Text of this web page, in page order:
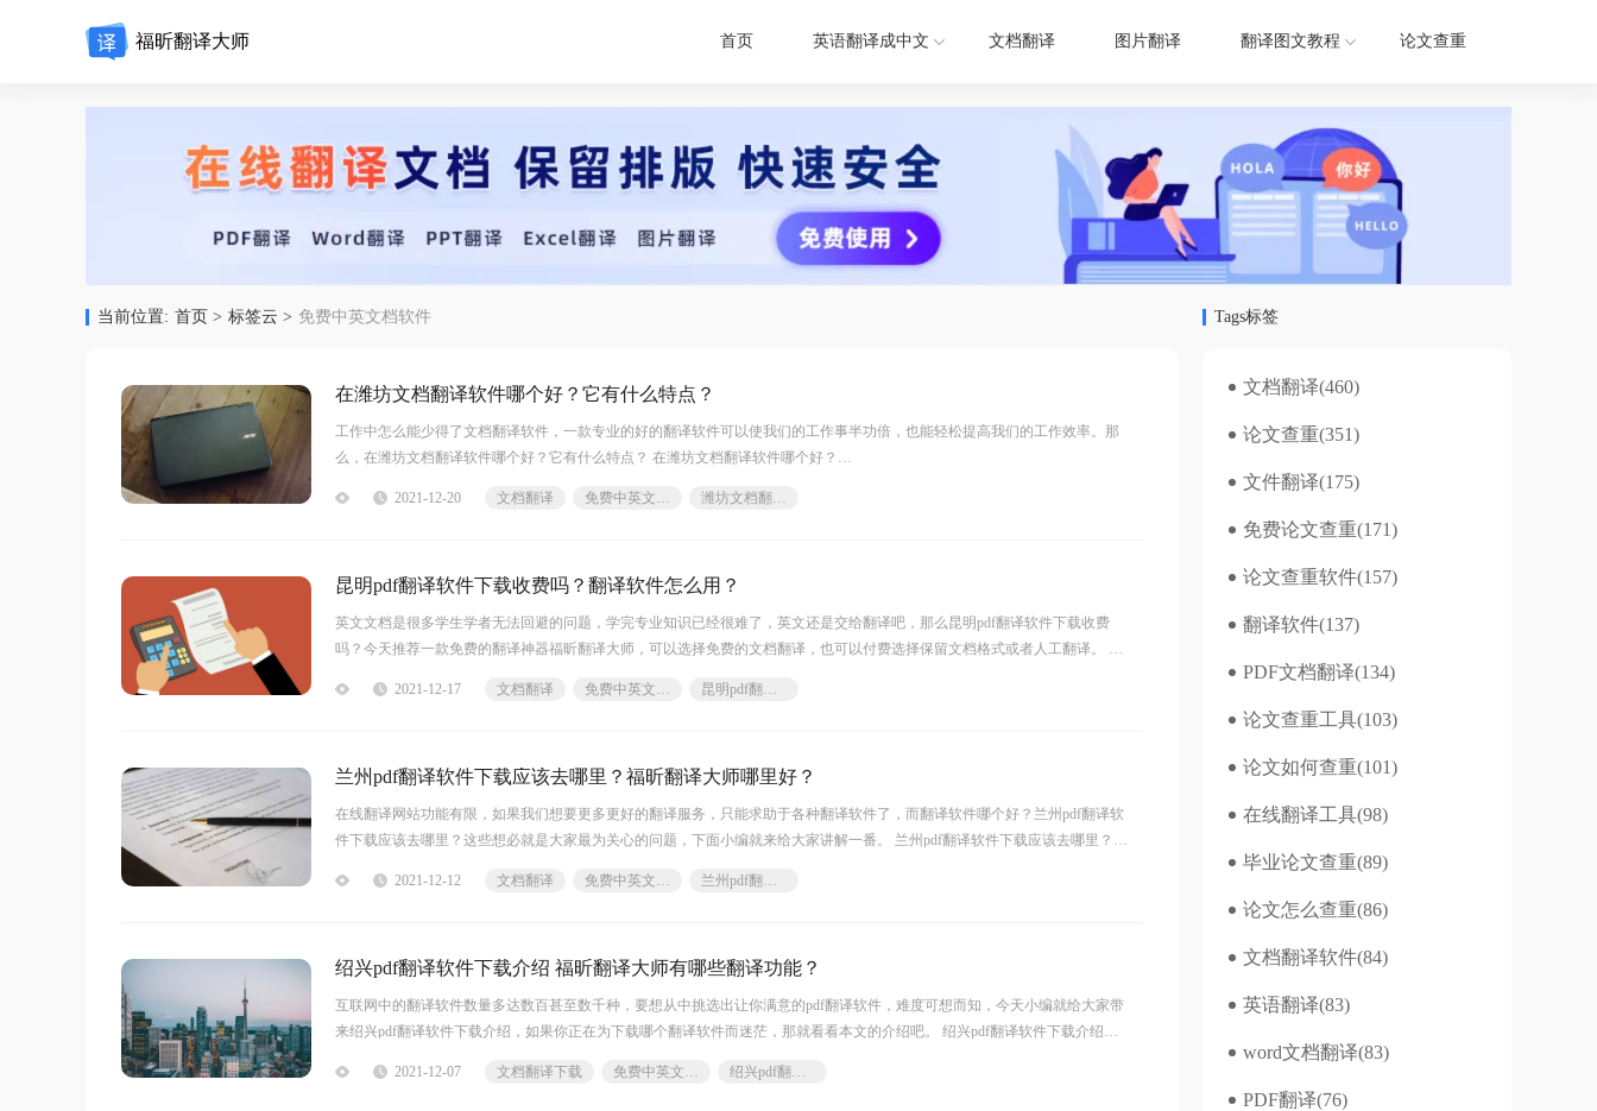
福昕翻译大师 首页 英语翻译成中文 文档翻译 图片翻译 翻译图文教程 论文查重
当前位置: 首页 > 标签云 > 免费中英文档软件
在潍坊文档翻译软件哪个好？它有什么特点？
工作中怎么能少得了文档翻译软件，一款专业的好的翻译软件可以使我们的工作事半功倍，也能轻松提高我们的工作效率。那
么，在潍坊文档翻译软件哪个好？它有什么特点？ 在潍坊文档翻译软件哪个好？
2021-12-20
文档翻译 免费中英文档软件 潍坊文档翻译软件哪个好
昆明pdf翻译软件下载收费吗？翻译软件怎么用？
英文文档是很多学生学者无法回避的问题，学完专业知识已经很难了，英文还是交给翻译吧，那么昆明pdf翻译软件下载收费
吗？今天推荐一款免费的翻译神器福昕翻译大师，可以选择免费的文档翻译，也可以付费选择保留文档格式或者人工翻译。 昆
工作中少
2021-12-17 文档翻译 免费中英文档软件 昆明pdf翻译软件下载
兰州pdf翻译软件下载应该去哪里？福昕翻译大师哪里好？
在线翻译网站功能有限，如果我们想要更多更好的翻译服务，只能求助于各种翻译软件了，而翻译软件哪个好？兰州pdf翻译软
件下载应该去哪里？这些想必就是大家最为关心的问题，下面小编就来给大家讲解一番。 兰州pdf翻译软件下载应该去哪里？
2021-12-12
文档翻译 免费中英文档软件 兰州pdf翻译软件下载
绍兴pdf翻译软件下载介绍 福昕翻译大师有哪些翻译功能？
互联网中的翻译软件数量多达数百甚至数千种，要想从中挑选出让你满意的pdf翻译软件，难度可想而知，今天小编就给大家带
来绍兴pdf翻译软件下载介绍，如果你正在为下载哪个翻译软件而迷茫，那就看看本文的介绍吧。 绍兴pdf翻译软件下载介绍
2021-12-07
文档翻译下载 免费中英文档软件 绍兴pdf翻译软件
Tags标签
文档翻译(460)
论文查重(351)
文件翻译(175)
免费论文查重(171)
论文查重软件(157)
翻译软件(137)
PDF文档翻译(134)
论文查重工具(103)
论文如何查重(101)
在线翻译工具(98)
毕业论文查重(89)
论文怎么查重(86)
文档翻译软件(84)
英语翻译(83)
word文档翻译(83)
PDF翻译(76)